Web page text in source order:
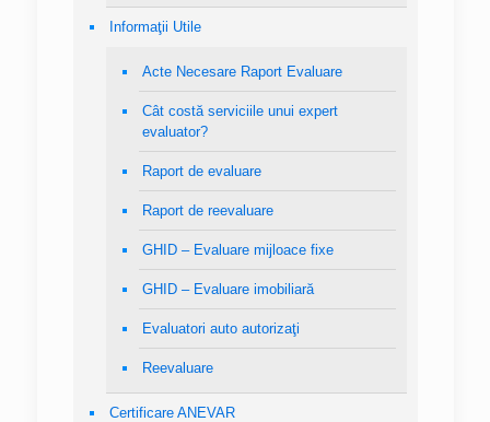
Informaţii Utile
Acte Necesare Raport Evaluare
Cât costă serviciile unui expert
evaluator?
Raport de evaluare
Raport de reevaluare
GHID – Evaluare mijloace fixe
GHID – Evaluare imobiliară
Evaluatori auto autorizaţi
Reevaluare
Certificare ANEVAR